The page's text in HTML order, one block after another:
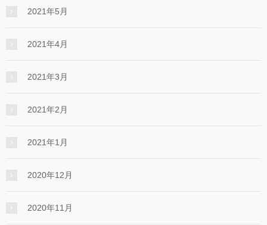
2021年5月
2021年4月
2021年3月
2021年2月
2021年1月
2020年12月
2020年11月